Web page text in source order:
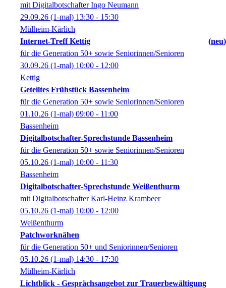
mit Digitalbotschafter Ingo Neumann
29.09.26 (1-mal) 13:30 - 15:30
Mülheim-Kärlich
Internet-Treff Kettig
neu
für die Generation 50+ sowie Seniorinnen/Senioren
30.09.26 (1-mal) 10:00 - 12:00
Kettig
Geteiltes Frühstück Bassenheim
für die Generation 50+ sowie Seniorinnen/Senioren
01.10.26 (1-mal) 09:00 - 11:00
Bassenheim
Digitalbotschafter-Sprechstunde Bassenheim
für die Generation 50+ sowie Seniorinnen/Senioren
05.10.26 (1-mal) 10:00 - 11:30
Bassenheim
Digitalbotschafter-Sprechstunde Weißenthurm
mit Digitalbotschafter Karl-Heinz Krambeer
05.10.26 (1-mal) 10:00 - 12:00
Weißenthurm
Patchworknähen
für die Generation 50+ und Seniorinnen/Senioren
05.10.26 (1-mal) 14:30 - 17:30
Mülheim-Kärlich
Lichtblick - Gesprächsangebot zur Trauerbewältigung